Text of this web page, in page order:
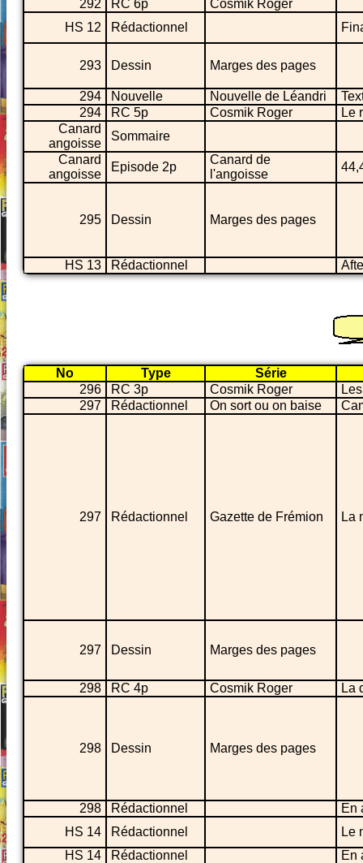
292
RC 6p
Cosmik Roger
HS 12
Rédactionnel
293 Dessin Marges des pages
294 Nouvelle Nouvelle de Léandri
294
RC 5p Cosmik Roger
Le
Canard
angoisse
Sommaire
Canard
angoisse
Episode 2p
Canard de
l'angoisse
295 Dessin Marges des pages
HS 13 Rédactionnel
No Type
Série
296
RC 3p Cosmik Roger
297
Rédactionnel On sort ou on baise
297 Rédactionnel Gazette de Frémion La
297 Dessin Marges des pages
298 RC 4p Cosmik Roger La
298 Dessin Marges des pages
298 Rédactionnel
En
HS 14
Rédactionnel
Le
HS 14
Rédactionnel En